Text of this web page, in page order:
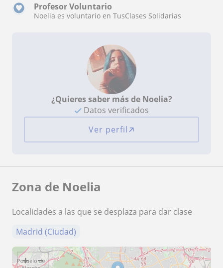
Profesor Voluntario
Noelia es voluntario en TusClases Solidarias
¿Quieres saber más de Noelia?
Datos verificados
Ver perfil
Zona de Noelia
Localidades a las que se desplaza para dar clase
Madrid (Ciudad)
+ −